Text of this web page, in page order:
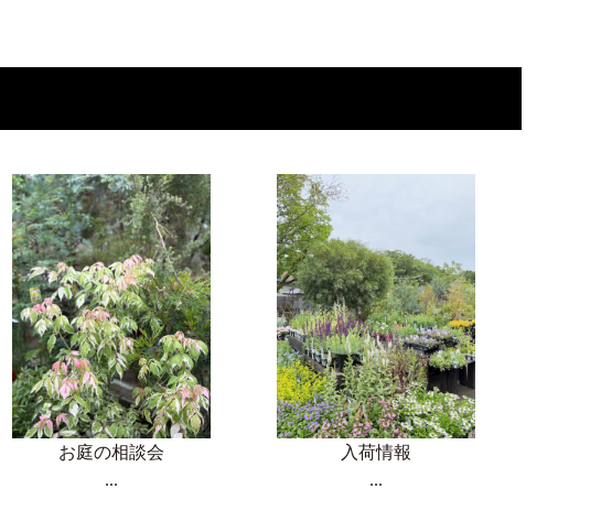
お庭の相談会
...
入荷情報
...